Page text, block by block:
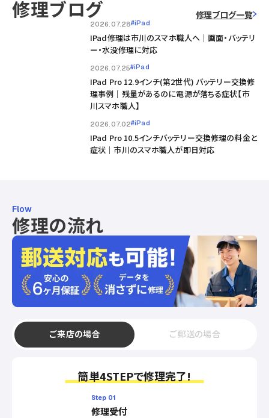
修理ブログ 修理ブログ一覧
2026.07.28#iPad
IPad修理は市川のスマホ職人へ｜画面・バッテリ
ー・水没修理に対応
2026.07.25#iPad
IPad Pro 12.9インチ(第2世代) バッテリー交換修
理事例｜残量があるのに電源が落ちる症状【市
川スマホ職人】
2026.07.02#iPad
IPad Pro 10.5インチバッテリー交換修理の料金と
症状｜市川のスマホ職人が即日対応
Flow
修理の流れ
ご来店の場合 ご郵送の場合
簡単4STEPで修理完了!
Step 01
修理受付